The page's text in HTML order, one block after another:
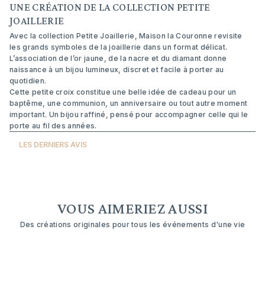
UNE CRÉATION DE LA COLLECTION PETITE
JOAILLERIE
Avec la collection Petite Joaillerie, Maison la Couronne revisite
les grands symboles de la joaillerie dans un format délicat.
L’association de l’or jaune, de la nacre et du diamant donne
naissance à un bijou lumineux, discret et facile à porter au
quotidien.
Cette petite croix constitue une belle idée de cadeau pour un
baptême, une communion, un anniversaire ou tout autre moment
important. Un bijou raffiné, pensé pour accompagner celle qui le
porte au fil des années.
LES DERNIERS AVIS
VOUS AIMERIEZ AUSSI
Des créations originales pour tous les événements d'une vie